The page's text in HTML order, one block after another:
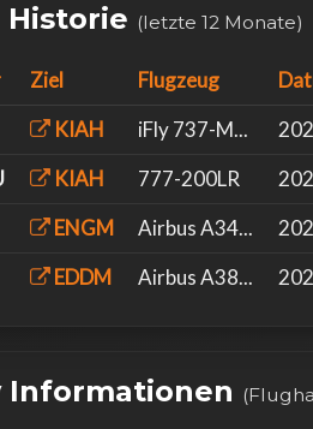
(letzte 12 Monate)
Ziel Flugzeug
KIAH iFly 737-M...
KIAH 777-200LR
ENGM Airbus A34...
EDDM Airbus A38...
Informationen